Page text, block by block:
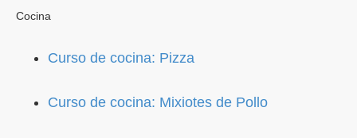
Cocina
Curso de cocina: Pizza
Curso de cocina: Mixiotes de Pollo